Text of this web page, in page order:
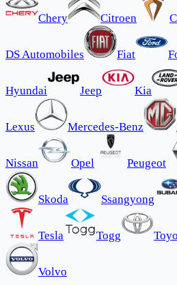
Chery Citroen
DS Automobiles Fiat
Hyundai Jeep Kia
Lexus Mercedes-Benz
Nissan Opel Peugeot
Skoda Ssangyong
Tesla Togg
Volvo